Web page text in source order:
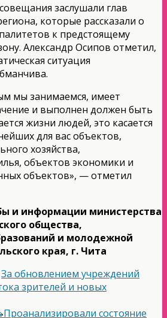
заслушали глав
которые рассказали о
к предстоящему
Александр Осипов отметил,
ситуация
мы занимаемся, имеет
и выполнен должен быть
жизни людей, это касается
для вас объектов,
хозяйства,
объектов экономики и
объектов», — отметил
и информации министерства
общества,
и молодежной
края, г. Чита
За обновлением учреждений
зрителей и новых
состояние